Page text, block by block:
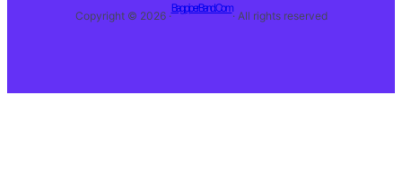
Copyright © 2026 ·
BagpiperBand.Com
· All rights reserved